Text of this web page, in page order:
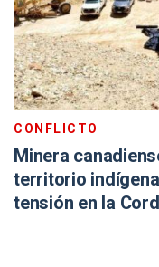
CONFLICTO
Minera
territorio
tensión en la